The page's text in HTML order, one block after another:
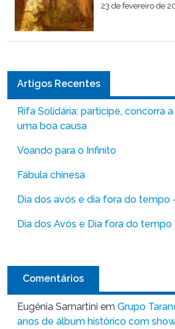
23 de fevereiro de
Artigos Recentes
Rifa Solidária: participe, concorra
uma boa causa
Voando para o Infinito
Fábula chinesa
Dia dos avós e dia fora do tempo
Dia dos Avós e Dia fora do tempo
Comentários
Eugênia Samartini em Grupo
anos de álbum histórico com